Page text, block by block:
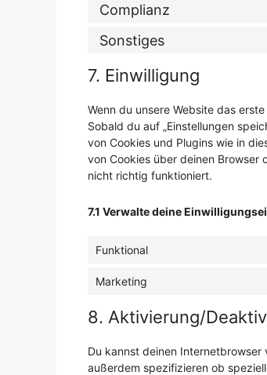
Complianz
Sonstiges
7. Einwilligung
Wenn du unsere Website das
Sobald du auf „Einstellungen
von Cookies und Plugins wie in
von Cookies über deinen
nicht richtig funktioniert.
7.1 Verwalte deine
Funktional
Marketing
8. Aktivierung/
Du kannst deinen
außerdem spezifizieren ob